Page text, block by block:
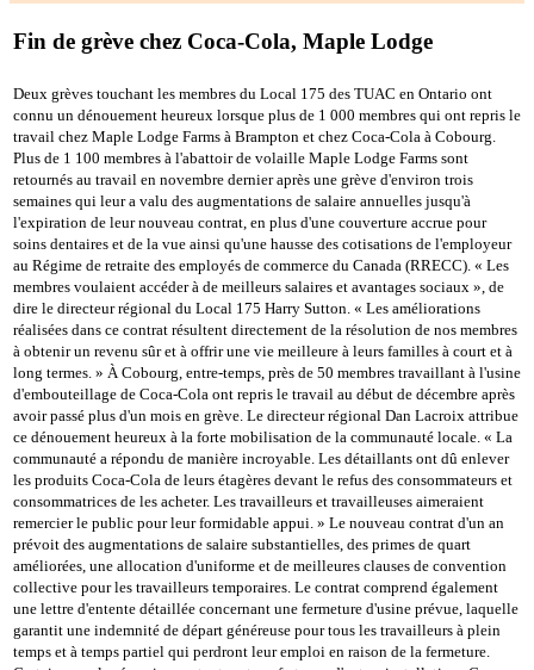
Fin de grève chez Coca-Cola, Maple Lodge
Deux grèves touchant les membres du Local 175 des TUAC en Ontario ont
connu un dénouement heureux lorsque plus de 1 000 membres qui ont repris le
travail chez Maple Lodge Farms à Brampton et chez Coca-Cola à Cobourg.
Plus de 1 100 membres à l'abattoir de volaille Maple Lodge Farms sont
retournés au travail en novembre dernier après une grève d'environ trois
semaines qui leur a valu des augmentations de salaire annuelles jusqu'à
l'expiration de leur nouveau contrat, en plus d'une couverture accrue pour
soins dentaires et de la vue ainsi qu'une hausse des cotisations de l'employeur
au Régime de retraite des employés de commerce du Canada (RRECC). « Les
membres voulaient accéder à de meilleurs salaires et avantages sociaux », de
dire le directeur régional du Local 175 Harry Sutton. « Les améliorations
réalisées dans ce contrat résultent directement de la résolution de nos membres
à obtenir un revenu sûr et à offrir une vie meilleure à leurs familles à court et à
long termes. » À Cobourg, entre-temps, près de 50 membres travaillant à l'usine
d'embouteillage de Coca-Cola ont repris le travail au début de décembre après
avoir passé plus d'un mois en grève. Le directeur régional Dan Lacroix attribue
ce dénouement heureux à la forte mobilisation de la communauté locale. « La
communauté a répondu de manière incroyable. Les détaillants ont dû enlever
les produits Coca-Cola de leurs étagères devant le refus des consommateurs et
consommatrices de les acheter. Les travailleurs et travailleuses aimeraient
remercier le public pour leur formidable appui. » Le nouveau contrat d'un an
prévoit des augmentations de salaire substantielles, des primes de quart
améliorées, une allocation d'uniforme et de meilleures clauses de convention
collective pour les travailleurs temporaires. Le contrat comprend également
une lettre d'entente détaillée concernant une fermeture d'usine prévue, laquelle
garantit une indemnité de départ généreuse pour tous les travailleurs à plein
temps et à temps partiel qui perdront leur emploi en raison de la fermeture.